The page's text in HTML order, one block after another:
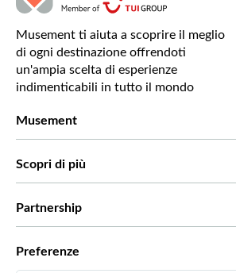
Musement ti aiuta a scoprire il meglio
di ogni destinazione offrendoti
un'ampia scelta di esperienze
indimenticabili in tutto il mondo
Musement
Scopri di più
Partnership
Preferenze